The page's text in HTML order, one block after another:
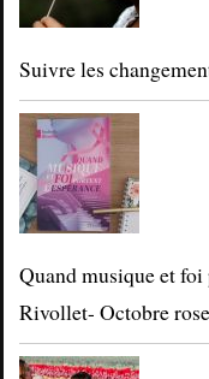
Suivre les
Quand musique et
Rivollet- Octobre rose